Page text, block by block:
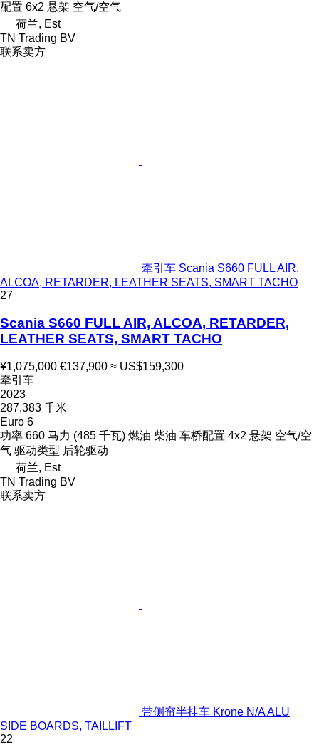
配置 6x2 悬架 空气/空气
荷兰, Est
TN Trading BV
联系卖方
牵引车 Scania S660 FULL AIR,
ALCOA, RETARDER, LEATHER SEATS, SMART TACHO
27
Scania S660 FULL AIR, ALCOA, RETARDER,
LEATHER SEATS, SMART TACHO
¥1,075,000 €137,900 ≈ US$159,300
牵引车
2023
287,383 千米
Euro 6
功率 660 马力 (485 千瓦) 燃油 柴油 车桥配置 4x2 悬架 空气/空
气 驱动类型 后轮驱动
荷兰, Est
TN Trading BV
联系卖方
带侧帘半挂车 Krone N/A ALU
SIDE BOARDS, TAILLIFT
22